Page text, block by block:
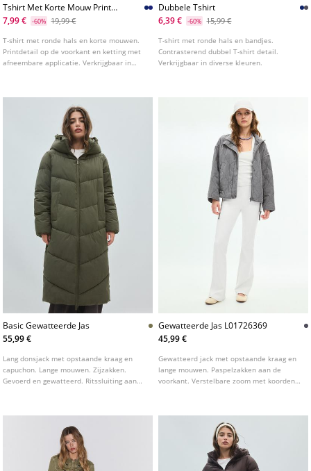
Tshirt Met Korte Mouw Print
En Applicatie
7,99 € -60% 19,99 €
T-shirt met ronde hals en korte mouwen.
Printdetail op de voorkant en ketting met
afneembare applicatie. Verkrijgbaar in
Dubbele Tshirt
6,39 €
-60% 15,99 €
T-shirt met ronde hals en bandjes.
Contrasterend dubbel T-shirt detail.
Verkrijgbaar in diverse kleuren.
Basic Gewatteerde Jas
55,99 €
Lang donsjack met opstaande kraag en
capuchon. Lange mouwen. Zijzakken.
Gevoerd en gewatteerd. Ritssluiting aan
Gewatteerde Jas L01726369
45,99 €
Gewatteerd jack met opstaande kraag en
lange mouwen. Paspelzakken aan de
voorkant. Verstelbare zoom met koorden.
Verkrijgbaar in verschillende kleuren.